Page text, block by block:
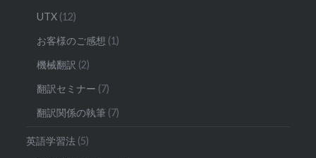
UTX (12)
お客様のご感想 (1)
機械翻訳 (2)
翻訳セミナー (7)
翻訳関係の執筆 (7)
英語学習法 (5)